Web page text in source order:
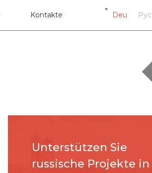
Kontakte Deu Рус
Unterstützen Sie
russische Projekte in